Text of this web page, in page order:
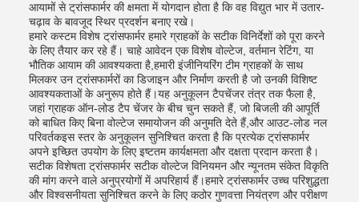
आयामों से ट्रांसफार्मर की क्षमता में योगदान होता है कि वह विद्युत भार में उतार-
चढ़ाव के बावजूद स्थिर प्रदर्शन बनाए रखे।
हमारे कस्टम विशेष ट्रांसफार्मर हमारे ग्राहकों के सटीक विनिर्देशों को पूरा करने
के लिए तैयार कर रहे हैं। चाहे आवेदन एक विशेष वोल्टेज, वर्तमान रेटिंग, या
भौतिक आयाम की आवश्यकता है,हमारी इंजीनियरिंग टीम ग्राहकों के साथ
मिलकर उन ट्रांसफार्मरों का डिजाइन और निर्माण करती है जो उनकी विशिष्ट
आवश्यकताओं के अनुरूप होते हैं।यह अनुकूलन टैपचेंजर तंत्र तक फैला है,
जहां ग्राहक ऑन-लोड टैप चेंजर के बीच चुन सकते हैं, जो बिजली की आपूर्ति
को बाधित किए बिना वोल्टेज समायोजन की अनुमति देते हैं,और आउट-लोड नल
परिवर्तकइस स्तर के अनुकूलन सुनिश्चित करता है कि प्रत्येक ट्रांसफार्मर
अपने इच्छित उपयोग के लिए इष्टतम कार्यक्षमता और दक्षता प्रदान करता है।
सटीक विशेषता ट्रांसफार्मर सटीक वोल्टेज विनियमन और न्यूनतम संकेत विकृति
की मांग करने वाले अनुप्रयोगों में अपरिहार्य हैं।हमारे ट्रांसफार्मर उच्च परिशुद्धता
और विश्वसनीयता सुनिश्चित करने के लिए कठोर गुणवत्ता नियंत्रण और परीक्षण